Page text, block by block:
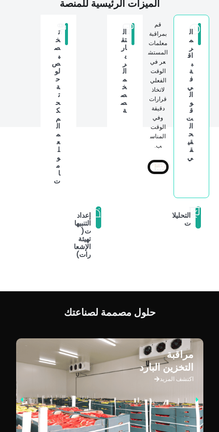
الميزات الرئيسية للمنصة
ال
م
ر
اق
ب
ة
ف
ي
ال
و
ق
ت
ال
ح
قي
ق
ي
قم
بمراقبة
معلمات
المستش
عر في
الوقت
الفعلي
لاتخاذ
قرارات
دقيقة
وفي
الوقت
المناس
ب.
ال
تق
ار
ي
ر
ال
م
خ
ص
ص
ة
ت
خ
ص
ي
ص
لو
ح
ة
ت
ح
ك
م
ال
م
ع
ل
و
م
ا
ت
التحليلا
ت
إعداد
التنبيها
ت(
تهيئة
الإشعا
رات)
حلول مصممة لصناعتك
مراقبة
التخزين البارد
اكتشف المزيد